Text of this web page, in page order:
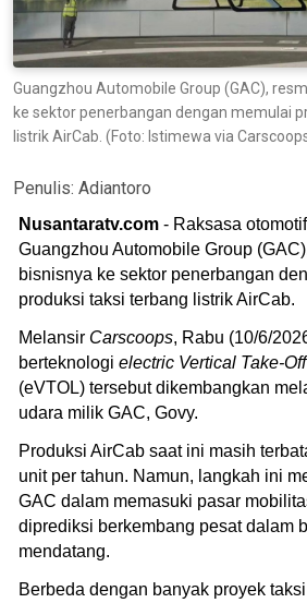
Guangzhou Automobile Group (GAC),
ke sektor penerbangan dengan memulai
listrik AirCab. (Foto: Istimewa via
Penulis: Adiantoro
Nusantaratv.com - Raksasa
Guangzhou Automobile Group
bisnisnya ke sektor penerbangan
produksi taksi terbang listrik AirCab.
Melansir Carscoops, Rabu (10/6/
berteknologi electric Vertical Take-
(eVTOL) tersebut dikembangkan
udara milik GAC, Govy.
Produksi AirCab saat ini masih
unit per tahun. Namun, langkah ini
GAC dalam memasuki pasar
diprediksi berkembang pesat dalam
mendatang.
Berbeda dengan banyak proyek